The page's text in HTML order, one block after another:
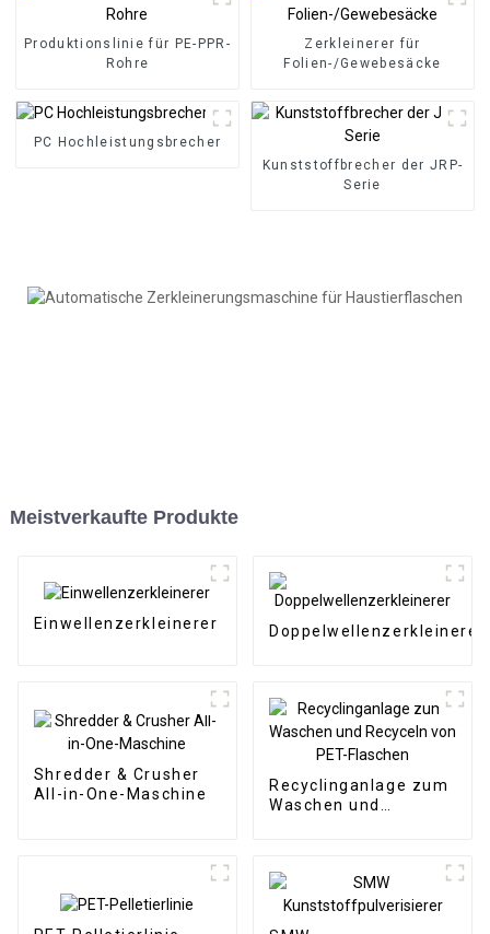
Produktionslinie für PE-PPR-
Rohre
Zerkleinerer für
Folien-/Gewebesäcke
PC Hochleistungsbrecher
Kunststoffbrecher der JRP-
Serie
Meistverkaufte Produkte
Einwellenzerkleinerer Doppelwellenzerkleinerer
Shredder & Crusher
All-in-One-Maschine
Recyclinganlage zum
Waschen und